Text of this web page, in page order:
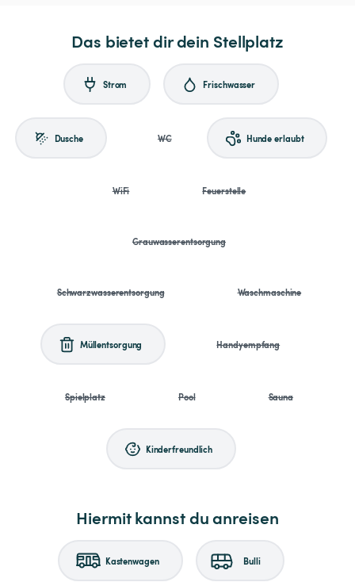
Das bietet dir dein Stellplatz
Strom Frischwasser
Dusche WC Hunde erlaubt
WiFi Feuerstelle
Grauwasserentsorgung
Schwarzwasserentsorgung Waschmaschine
Müllentsorgung Handyempfang
Spielplatz Pool Sauna
Kinderfreundlich
Hiermit kannst du anreisen
Kastenwagen Bulli